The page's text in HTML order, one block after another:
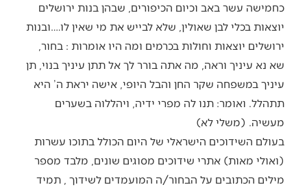
כחמישה עשר באב וכיום הכיפורים, שבהן בנות ירושלים
יוצאות בכלי לבן שאולין, שלא לבייש את מי שאין לו….ובנות
ירושלים יוצאות וחולות בכרמים ומה היו אומרות : בחור,
שא נא עיניך וראה, מה אתה בורר לך אל תתן עיניך בנוי, תן
עיניך במשפחה שקר החן והבל היופי, אישה יראת ה’ היא
תתהלל. ואומר: תנו לה מפרי ידיה, ויהללוה בשערים
מעשיה. (משלי לא)
בעולם השידוכים הישראלי של היום הכולל בתוכו עשרות
(ואולי מאות) אתרי שידוכים מסוגים שונים, מלבד מספר
מילים הכתובים על הבחור/ה המועמדים לשידוך , תמיד